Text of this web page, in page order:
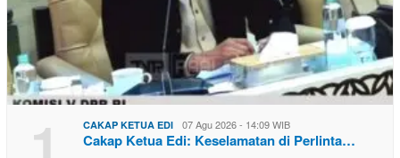
CAKAP KETUA EDI 07 Agu 2026 - 14:09 WIB
Cakap Ketua Edi: Keselamatan di Perlinta…